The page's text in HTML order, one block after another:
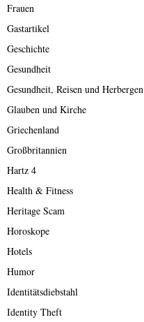
Frauen
Gastartikel
Geschichte
Gesundheit
Gesundheit, Reisen und Herbergen
Glauben und Kirche
Griechenland
Großbritannien
Hartz 4
Health & Fitness
Heritage Scam
Horoskope
Hotels
Humor
Identitätsdiebstahl
Identity Theft